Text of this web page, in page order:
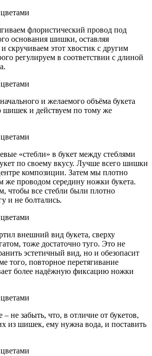
флористический провод под
основания шишки, оставляя
скручиваем этот хвостик с другим
регулируем в соответствии с длиной
и желаемого объёма букета
шишек и действуем по тому же
«стебли» в букет между стеблями
по своему вкусу. Лучше всего шишки
композиции. Затем мы плотно
же проводом середину ножки букета.
чтобы все стебли были плотно
и не болтались.
внешний вид букета, сверху
тоже достаточно туго. Это не
эстетичный вид, но и обезопасит
того, повторное перетягивание
более надёжную фиксацию ножки
– не забыть, что, в отличие от букетов,
из шишек, ему нужна вода, и поставить